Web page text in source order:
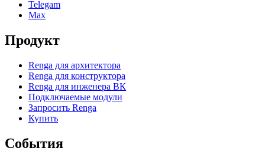
Telegam
Max
Продукт
Renga для архитектора
Renga для конструктора
Renga для инженера ВК
Подключаемые модули
Запросить Renga
Купить
События